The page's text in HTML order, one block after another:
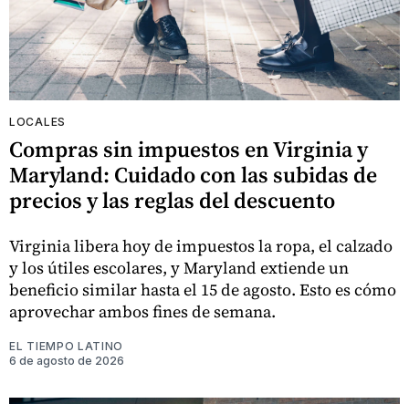
LOCALES
Compras sin impuestos en Virginia y
Maryland: Cuidado con las subidas de
precios y las reglas del descuento
Virginia libera hoy de impuestos la ropa, el calzado
y los útiles escolares, y Maryland extiende un
beneficio similar hasta el 15 de agosto. Esto es cómo
aprovechar ambos fines de semana.
EL TIEMPO LATINO
6 de agosto de 2026